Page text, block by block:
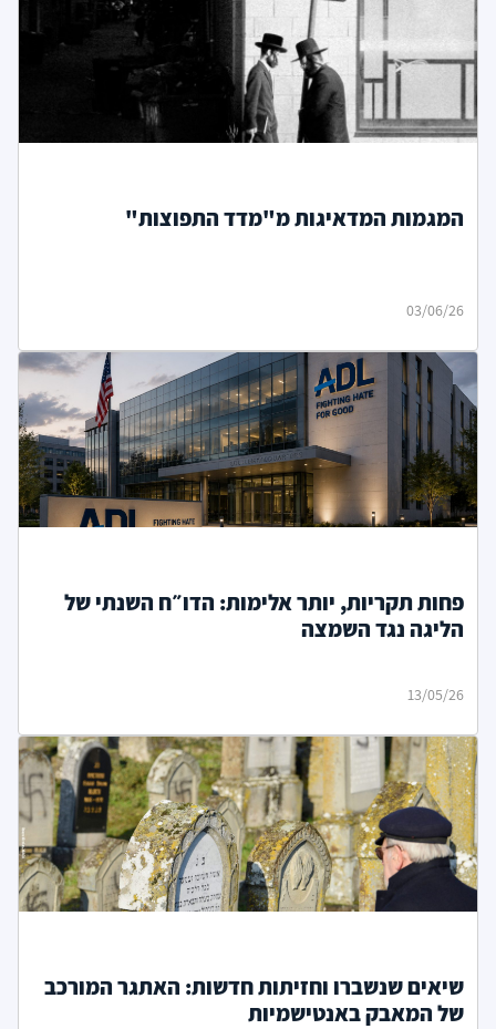
המגמות המדאיגות מ"מדד התפוצות"
03/06/26
פחות תקריות, יותר אלימות: הדו״ח השנתי של
הליגה נגד השמצה
13/05/26
שיאים שנשברו וחזיתות חדשות: האתגר המורכב
של המאבק באנטישמיות